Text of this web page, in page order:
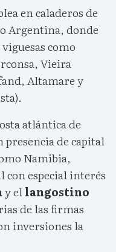
en caladeros de
Argentina, donde
como
Vieira
Altamare y
atlántica de
de capital
Namibia,
con especial interés
y ellangostino
de las firmas
inversiones la